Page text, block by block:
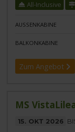
All-Inclusive
AUSSENKABINE
BALKONKABINE
Zum Angebot
MS
15. OKT 2026